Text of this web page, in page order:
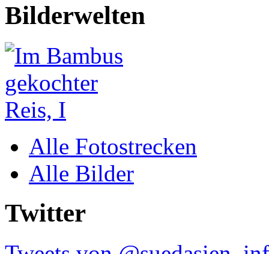
Bilderwelten
Alle Fotostrecken
Alle Bilder
Twitter